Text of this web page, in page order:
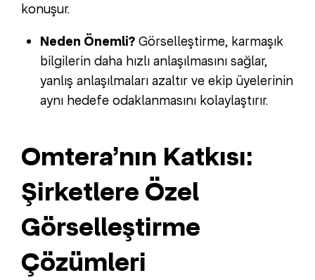
konuşur.
Neden Önemli? Görselleştirme, karmaşık
bilgilerin daha hızlı anlaşılmasını sağlar,
yanlış anlaşılmaları azaltır ve ekip üyelerinin
aynı hedefe odaklanmasını kolaylaştırır.
Omtera’nın Katkısı:
Şirketlere Özel
Görselleştirme
Çözümleri